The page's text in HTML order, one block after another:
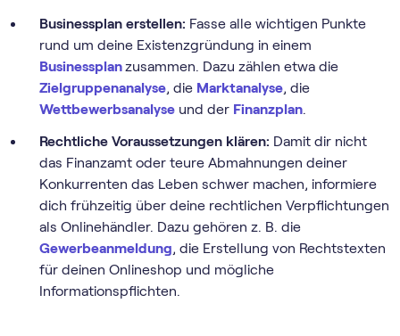
Businessplan erstellen: Fasse alle wichtigen Punkte
rund um deine Existenzgründung in einem
Businessplanzusammen. Dazu zählen etwa die
Zielgruppenanalyse, die Marktanalyse, die
Wettbewerbsanalyse und der Finanzplan.
Rechtliche Voraussetzungen klären: Damit dir nicht
das Finanzamt oder teure Abmahnungen deiner
Konkurrenten das Leben schwer machen, informiere
dich frühzeitig über deine rechtlichen Verpflichtungen
als Onlinehändler. Dazu gehören z. B. die
Gewerbeanmeldung, die Erstellung von Rechtstexten
für deinen Onlineshop und mögliche
Informationspflichten.